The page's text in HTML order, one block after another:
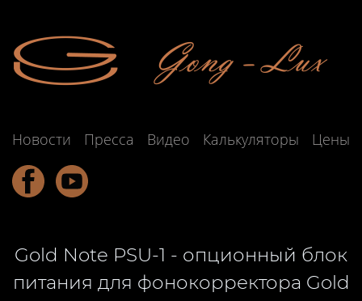
Новости Пресса Видео Калькуляторы Цены
Gold Note PSU-1 - опционный блок
питания для фонокорректора Gold